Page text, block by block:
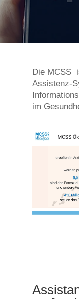
Die MCSS
Assistenz-
im